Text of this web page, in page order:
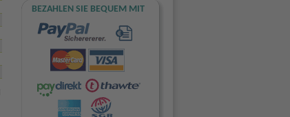
BEZAHLEN SIE BEQUEM MIT